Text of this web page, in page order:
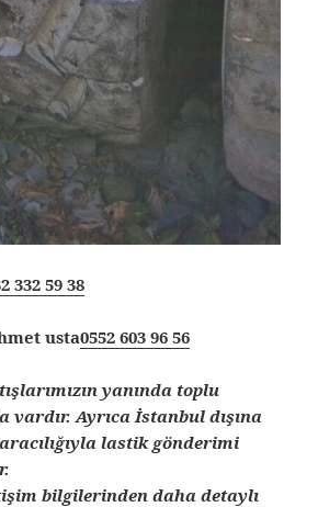
332 59 38
usta0552 603 96 56
yanında toplu
vardır. Ayrıca İstanbul dışına
lastik gönderimi
bilgilerinden daha detaylı